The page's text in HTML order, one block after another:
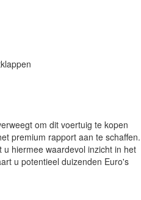
om dit voertuig te kopen
premium rapport aan te schaffen.
hiermee waardevol inzicht in het
u potentieel duizenden Euro's